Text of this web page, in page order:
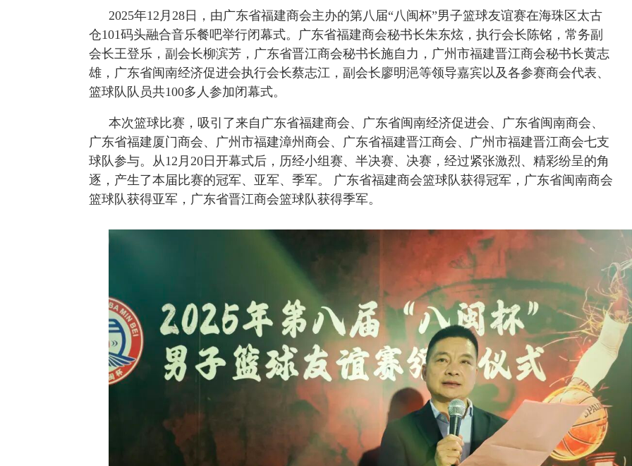
热门资讯：
1 全国政协委员、会长许明金先生受邀参加驻港部队庆祝建军99周年活动
广州市驻穗机构商协会赴龙岩进行商务考察，执行会长苏其远参加
商会一行走访汽摩分会，深入学习贯彻《社会团体分支机构、代表机构管理办法》
4 广州闽籍商会党组织举办党课专
5 热烈祝贺会长许明金先生当选为
凝心聚力二十载，砥砺奋进谱新篇——广东省福建宁德商会隆重
2025年12月28日，由广东省福建商会主办的第八届“八闽杯”男子篮球友谊赛在海珠区太古
仓101码头融合音乐餐吧举行闭幕式。广东省福建商会秘书长朱东炫，执行会长陈铭，常务副
会长王登乐，副会长柳滨芳，广东省晋江商会秘书长施自力，广州市福建晋江商会秘书长黄志
雄，广东省闽南经济促进会执行会长蔡志江，副会长廖明浥等领导嘉宾以及各参赛商会代表、
篮球队队员共100多人参加闭幕式。
本次篮球比赛，吸引了来自广东省福建商会、广东省闽南经济促进会、广东省闽南商会、
广东省福建厦门商会、广州市福建漳州商会、广东省福建晋江商会、广州市福建晋江商会七支
球队参与。从12月20日开幕式后，历经小组赛、半决赛、决赛，经过紧张激烈、精彩纷呈的角
逐，产生了本届比赛的冠军、亚军、季军。 广东省福建商会篮球队获得冠军，广东省闽南商会
篮球队获得亚军，广东省晋江商会篮球队获得季军。